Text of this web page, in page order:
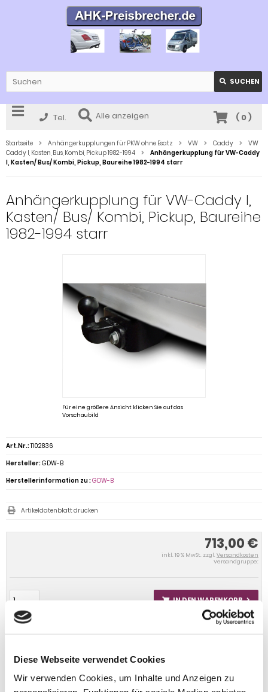
Diese Webseite verwendet Cookies
Wir verwenden Cookies, um Inhalte und Anzeigen zu
SUCHEN
Tel. Alle anzeigen ( 0)
Startseite Anhängerkupplungen für PKW ohne Esatz VW Caddy
VW
Caddy I, Kasten, Bus, Kombi, Pickup 1982-1994
Anhängerkupplung für VW-Caddy
I, Kasten/ Bus/ Kombi, Pickup, Baureihe 1982-1994 starr
Anhängerkupplung für VW-Caddy I,
Kasten/ Bus/ Kombi, Pickup, Baureihe
1982-1994 starr
Für eine größere Ansicht klicken Sie auf das
Vorschaubild
713,00 €
inkl. 19 % MwSt. zzgl. Versandkosten
Versandgruppe:
IN DEN WARENKORB
Art.Nr.:1102836
Hersteller:GDW-B
Herstellerinformation zu :GDW-B
Artikeldatenblatt drucken